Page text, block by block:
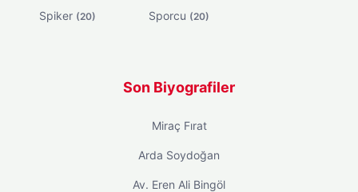
Spiker (20) Sporcu (20)
Son Biyografiler
Miraç Fırat
Arda Soydoğan
Av. Eren Ali Bingöl